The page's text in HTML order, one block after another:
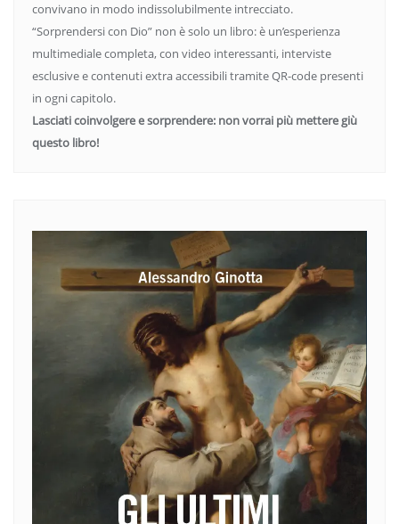
convivano in modo indissolubilmente intrecciato.
“Sorprendersi con Dio” non è solo un libro: è un’esperienza
multimediale completa, con video interessanti, interviste
esclusive e contenuti extra accessibili tramite QR-code presenti
in ogni capitolo.
Lasciati coinvolgere e sorprendere: non vorrai più mettere giù
questo libro!